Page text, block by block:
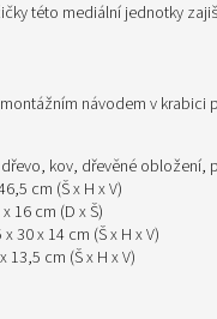
této mediální jednotky
návodem v krabici
kov, dřevěné obložení,
cm (Š x H x V)
16 cm (D x Š)
30 x 14 cm (Š x H x V)
13,5 cm (Š x H x V)